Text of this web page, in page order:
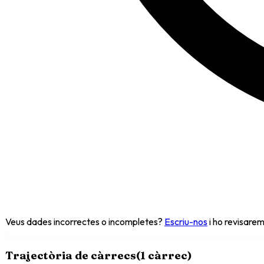
Veus dades incorrectes o incompletes? Escriu-nosi ho
Trajectòria de càrrecs(1 càrrec)